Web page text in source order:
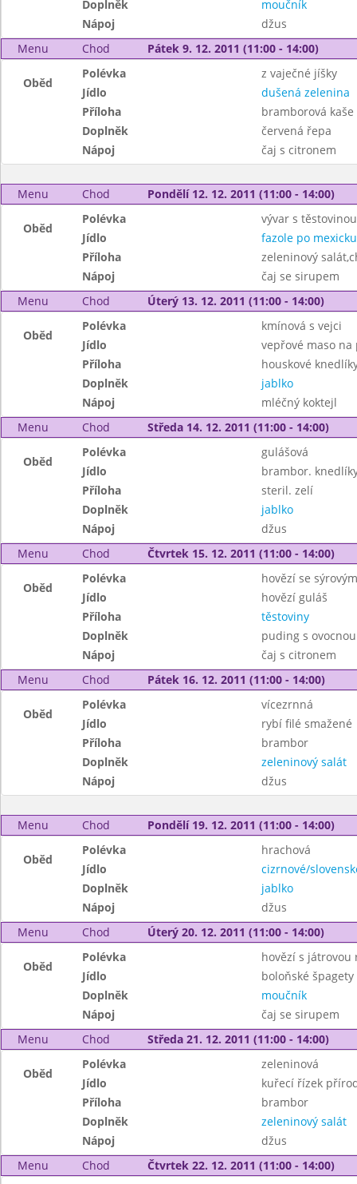
Doplněk
moučník
Nápoj
džus
Menu
Chod Pátek 9. 12. 2011 (11:00 - 14:00)
Oběd
Polévka
z vaječné jíšky
Jídlo
dušená zelenina
Příloha
bramborová kaše
Doplněk
červená řepa
Nápoj
čaj s citronem
Menu Chod Pondělí 12. 12. 2011 (11:00 - 14:00)
Oběd
Polévka
vývar s těstovinou
Jídlo
fazole po mexicku
Příloha
zeleninový
Nápoj
čaj se sirupem
Menu
Chod Úterý 13. 12. 2011 (11:00 - 14:00)
Oběd
Polévka
kmínová s vejci
Jídlo
vepřové maso na
Příloha
houskové
Doplněk
jablko
Nápoj
mléčný koktejl
Menu
Chod Středa 14. 12. 2011 (11:00 - 14:00)
Oběd
Polévka
gulášová
Jídlo
brambor.
Příloha
steril. zelí
Doplněk
jablko
Nápoj
džus
Menu
Chod Čtvrtek 15. 12. 2011 (11:00 - 14:00)
Oběd
Polévka
hovězí se
Jídlo
hovězí guláš
Příloha
těstoviny
Doplněk
puding s
Nápoj
čaj s citronem
Menu
Chod Pátek 16. 12. 2011 (11:00 - 14:00)
Oběd
Polévka
vícezrnná
Jídlo
rybí filé smažené
Příloha
brambor
Doplněk
zeleninový salát
Nápoj
džus
Menu Chod Pondělí 19. 12. 2011 (11:00 - 14:00)
Oběd
Polévka
hrachová
Jídlo
cizrnové/
Doplněk
jablko
Nápoj
džus
Menu
Chod Úterý 20. 12. 2011 (11:00 - 14:00)
Oběd
Polévka
hovězí s játrovou
Jídlo
boloňské špagety
Doplněk
moučník
Nápoj
čaj se sirupem
Menu
Chod Středa 21. 12. 2011 (11:00 - 14:00)
Oběd
Polévka
zeleninová
Jídlo
kuřecí řízek
Příloha
brambor
Doplněk
zeleninový salát
Nápoj
džus
Menu
Chod
Čtvrtek 22. 12. 2011 (11:00 - 14:00)